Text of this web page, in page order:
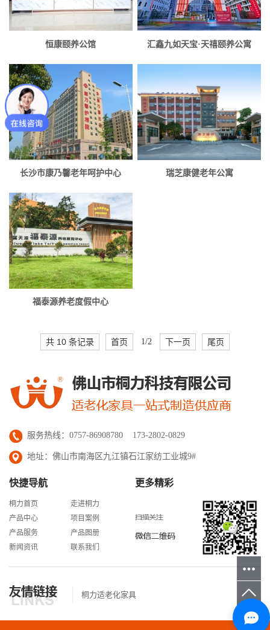
恒康颐养公馆 汇鑫九如天宝·天禧颐养公寓
长沙市康乃馨老年呵护中心 瑞芝康健老年公寓
福泰源养老度假中心
共 10 条记录 首页 1/2 下一页 尾页
服务热线：0757-86908780 173-2802-0829
地址：佛山市南海区九江镇石江家纺工业城9#
快捷导航
桐力首页
走进桐力
产品中心
项目案例
产品服务
产品图册
新闻资讯
联系我们
更多精彩
桐力适老化家具